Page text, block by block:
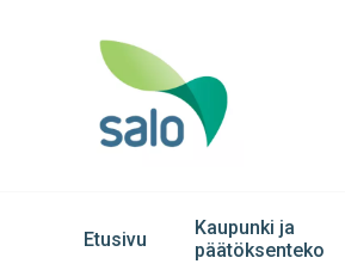
Etusivu
Kaupunki ja
päätöksenteko